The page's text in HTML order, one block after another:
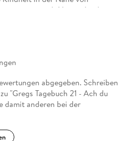
später nach Neuengland, wo er
abgegeben. Schreiben
"Gregs Tagebuch 21 - Ach du
damit anderen bei der